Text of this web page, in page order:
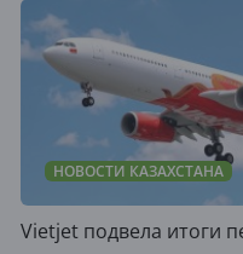
НОВОСТИ КАЗАХСТАНА
Vietjet подвела итоги